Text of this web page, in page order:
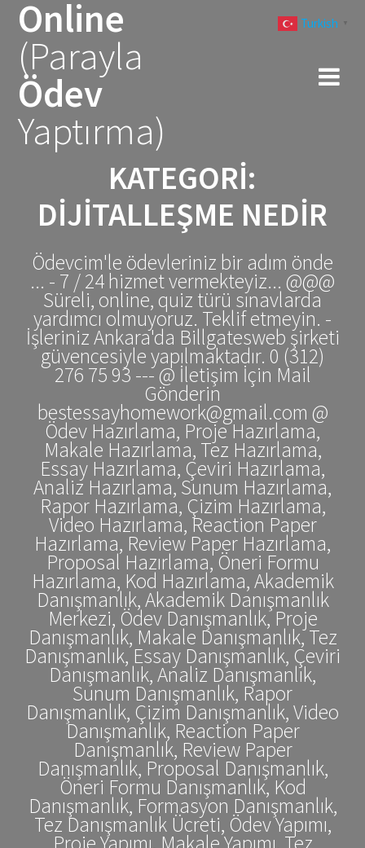
Online
(Parayla
Ödev
Yaptırma)
KATEGORI:
DIJITALLEŞME NEDIR
Ödevcim'le ödevleriniz bir adım önde
... - 7 / 24 hizmet vermekteyiz... @@@
Süreli, online, quiz türü sınavlarda
yardımcı olmuyoruz. Teklif etmeyin. -
İşleriniz Ankara'da Billgatesweb şirketi
güvencesiyle yapılmaktadır. 0 (312)
276 75 93 --- @ İletişim İçin Mail
Gönderin
bestessayhomework@gmail.com @
Ödev Hazırlama, Proje Hazırlama,
Makale Hazırlama, Tez Hazırlama,
Essay Hazırlama, Çeviri Hazırlama,
Analiz Hazırlama, Sunum Hazırlama,
Rapor Hazırlama, Çizim Hazırlama,
Video Hazırlama, Reaction Paper
Hazırlama, Review Paper Hazırlama,
Proposal Hazırlama, Öneri Formu
Hazırlama, Kod Hazırlama, Akademik
Danışmanlık, Akademik Danışmanlık
Merkezi, Ödev Danışmanlık, Proje
Danışmanlık, Makale Danışmanlık, Tez
Danışmanlık, Essay Danışmanlık, Çeviri
Danışmanlık, Analiz Danışmanlık,
Sunum Danışmanlık, Rapor
Danışmanlık, Çizim Danışmanlık, Video
Danışmanlık, Reaction Paper
Danışmanlık, Review Paper
Danışmanlık, Proposal Danışmanlık,
Öneri Formu Danışmanlık, Kod
Danışmanlık, Formasyon Danışmanlık,
Tez Danışmanlık Ücreti, Ödev Yapımı,
Turkish ▼